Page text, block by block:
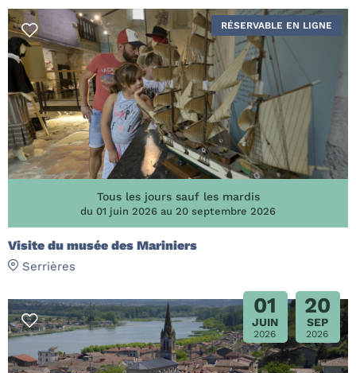
Tous les jours sauf les mardis
du 01 juin 2026 au 20 septembre 2026
Visite du musée des Mariniers
Serrières
RÉSERVABLE EN LIGNE
01
JUIN
2026
20
SEP
2026